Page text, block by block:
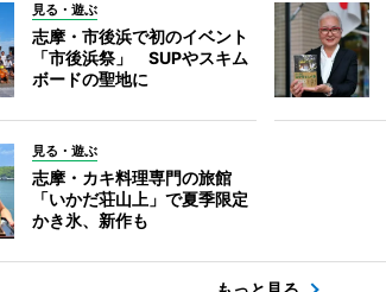
見る・遊ぶ
志摩・市後浜で初のイベント
「市後浜祭」 SUPやスキム
ボードの聖地に
見る・遊ぶ
志摩・カキ料理専門の旅館
「いかだ荘山上」で夏季限定
かき氷、新作も